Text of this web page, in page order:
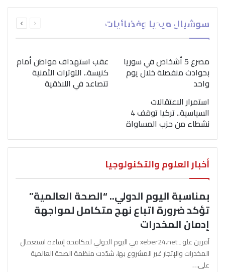
سوشيال ميديا وفضائيات الصفحةالصفحة
بمناسبة اليوم الدولي..
“الصحة العالمية” تؤكد
ضرورة اتباع نهج متكامل
لمواجهة إدمان المخدرات
مصرع 5 أشخاص في سوريا
بحوادث منفصلة خلال يوم
واحد
عقب استهداف مواطن أمام
كنيسة.. التوترات الأمنية
تتصاعد في اللاذقية
استمرار الاعتقالات
السياسية.. تركيا توقف 4
نشطاء من حزب المساواة
أخبار العلوم والتكنولوجيا
بمناسبة اليوم الدولي.. “الصحة العالمية”
تؤكد ضرورة اتباع نهج متكامل لمواجهة
إدمان المخدرات
آفرين علو ـ xeber24.net في اليوم الدولي لمكافحة إساءة استعمال
المخدرات والإتجار غير المشروع بها، شدّدت منظمة الصحة العالمية
على…